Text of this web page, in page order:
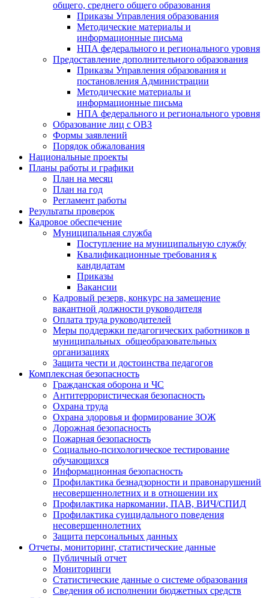
общего, среднего общего образования
Приказы Управления образования
Методические материалы и
информационные письма
НПА федерального и регионального уровня
Предоставление дополнительного образования
Приказы Управления образования и
постановления Администрации
Методические материалы и
информационные письма
НПА федерального и регионального уровня
Образование лиц с ОВЗ
Формы заявлений
Порядок обжалования
Национальные проекты
Планы работы и графики
План на месяц
План на год
Регламент работы
Результаты проверок
Кадровое обеспечение
Муниципальная служба
Поступление на муниципальную службу
Квалификационные требования к
кандидатам
Приказы
Вакансии
Кадровый резерв, конкурс на замещение
вакантной должности руководителя
Оплата труда руководителей
Меры поддержки педагогических работников в
муниципальных общеобразовательных
организациях
Защита чести и достоинства педагогов
Комплексная безопасность
Гражданская оборона и ЧС
Антитеррористическая безопасность
Охрана труда
Охрана здоровья и формирование ЗОЖ
Дорожная безопасность
Пожарная безопасность
Социально-психологическое тестирование
обучающихся
Информационная безопасность
Профилактика безнадзорности и правонарушений
несовершеннолетних и в отношении их
Профилактика наркомании, ПАВ, ВИЧ/СПИД
Профилактика суицидального поведения
несовершеннолетних
Защита персональных данных
Отчеты, мониторинг, статистические данные
Публичный отчет
Мониторинги
Статистические данные о системе образования
Сведения об исполнении бюджетных средств